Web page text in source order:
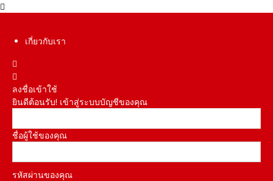
เกี่ยวกับเรา
ลงชื่อเข้าใช้
ยินดีต้อนรับ! เข้าสู่ระบบบัญชีของคุณ
ชื่อผู้ใช้ของคุณ
รหัสผ่านของคุณ